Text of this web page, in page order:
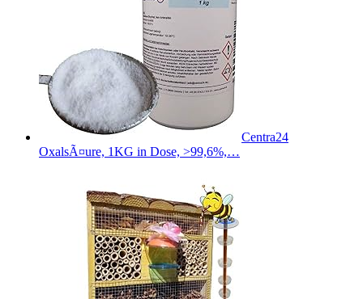
Centra24
OxalsÃ¤ure, 1KG in Dose, >99,6%,…